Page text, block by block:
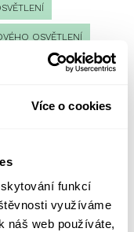
Více o cookies
funkcí
využíváme
náš web používáte,
OSVĚTLENÍ
MĚŘENÍ SVĚTEL